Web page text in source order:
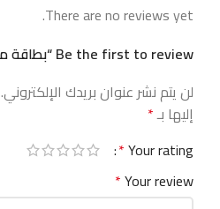
There are no reviews yet.
Be the first to review “بطاقة مبروك”
لن يتم نشر عنوان بريدك الإلكتروني.
إليها بـ*
Your rating
*
Your review
*